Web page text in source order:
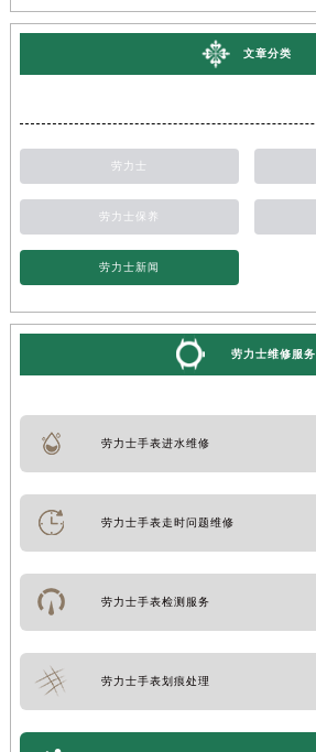
文章分类
劳力士
劳力士保养
劳力士新闻
劳力士维修服务
劳力士手表进水维修
劳力士手表走时问题维修
劳力士手表检测服务
劳力士手表划痕处理